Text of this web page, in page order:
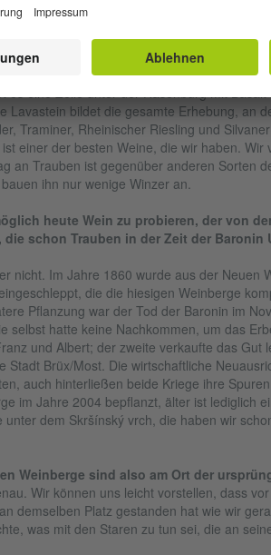
für weißen.
wachsen bei Ihnen auf welchem
unserer Weinberge, der Koskov, besteht
es eine Zeile unter der Hasenburg mit Basalt
Lavastein bildet die gesamte Erhebung, an
Traminer, Rheinischer Riesling und
einer der besten Weine, die wir haben. Wir
an Trauben ist gegenüber anderen Sorten
ihn nur wenige Winzer an.
heute Wein zu probieren, der von
die schon Trauben in der Zeit der Baronin
nicht. Im Jahre 1860 wurde aus der Neuen
die die hiesigen Weinberge
Pflanzung war der Tod der Baronin im
selbst hatte keine Nachkommen, um das
und Albert; der zweite verkaufte das Gut
Stadt Brüx/Most. Die wirtschaftliche
auch hinterließen beide Kriege ihre
im Jahre 2004 bepflanzt, älter ist lediglich
unter dem Skršínský vrch, die haben wir
Weinberge sind also am Ort der
Wir können uns leicht vorstellen, dass
demselben Platz gestanden hat wie wir
was mit den Staren zu tun sei, die an